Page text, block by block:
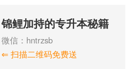
锦鲤加持的专升本秘籍
微信：hntrzsb
⇐ 扫描二维码免费送